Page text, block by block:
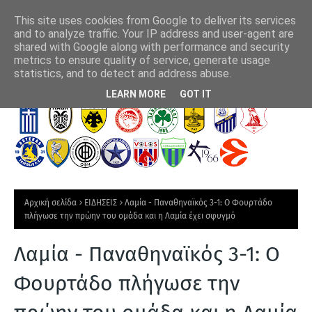
Ε
Υ
Τ
Ι
Α
Ε
ΑΕΚ - Athens Kallithea (4-0): Εμφατικό τελευταίο
Αρχική σελίδα ΕΙΔΗΣΕΙΣ
Λαμία - Παναθηναϊκός 3-1: Ο Φουρτάδο
πλήγωσε την πρώην του ομάδα και η Λαμία έχει σφυγμό
Λαμία - Παναθηναϊκός 3-1: Ο
Φουρτάδο πλήγωσε την
This site uses cookies from Google to deliver its services
and to analyze traffic. Your IP address and user-agent are
shared with Google along with performance and security
metrics to ensure quality of service, generate usage
statistics, and to detect and address abuse.
LEARN MORE GOT IT